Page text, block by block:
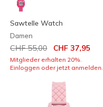
Sawtelle Watch
Damen
Reduziert von
CHF 55,00 auf
CHF 37,95
Mitglieder erhalten 20%.
Einloggen oder jetzt anmelden.